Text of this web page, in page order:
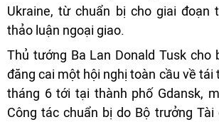
Ukraine, từ chuẩn bị cho giai đoạn
thảo luận ngoại giao.
Thủ tướng Ba Lan Donald Tusk cho
đăng cai một hội nghị toàn cầu về tái
tháng 6 tới tại thành phố Gdansk,
Công tác chuẩn bị do Bộ trưởng